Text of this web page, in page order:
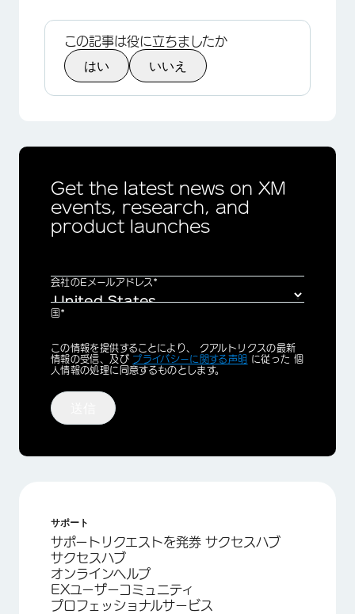
この記事は役に立ちましたか
はい いいえ
Get the latest news on XM
events, research, and
product launches
会社のEメールアドレス*
国*
Privacy
Optin
この情報を提供することにより、 クアルトリクスの最新
情報の受信、及び プライバシーに関する声明 に従った 個
人情報の処理に同意するものとします。
サポート
サポートリクエストを発券 サクセスハブ
サクセスハブ
オンラインヘルプ
EXユーザーコミュニティ
プロフェッショナルサービス